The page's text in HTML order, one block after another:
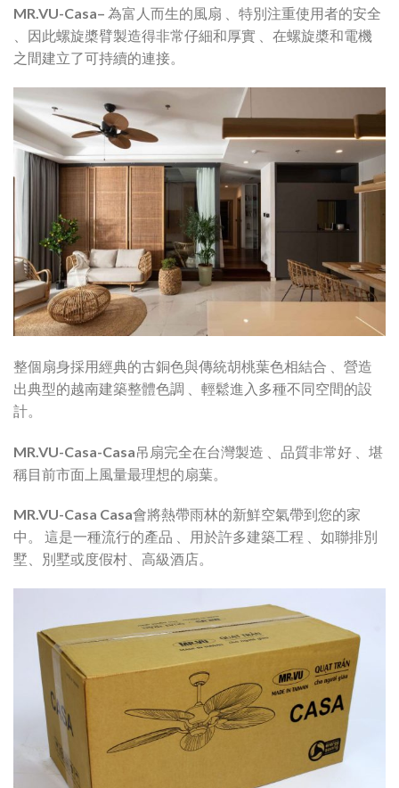
MR.VU-Casa– 為富人而生的風扇 、特別注重使用者的安全
、因此螺旋槳臂製造得非常仔細和厚實 、在螺旋槳和電機
之間建立了可持續的連接。
整個扇身採用經典的古銅色與傳統胡桃葉色相結合 、營造
出典型的越南建築整體色調 、輕鬆進入多種不同空間的設
計。
MR.VU-Casa-Casa吊扇完全在台灣製造 、品質非常好 、堪
稱目前市面上風量最理想的扇葉。
MR.VU-Casa Casa會將熱帶雨林的新鮮空氣帶到您的家
中。 這是一種流行的產品 、用於許多建築工程 、如聯排別
墅、別墅或度假村、高級酒店。